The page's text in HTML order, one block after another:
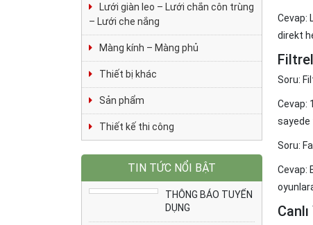
Cevap:
direkt
Soru:
Cevap:
sayede
Soru:
Cevap:
Lưới giàn leo – Lưới chắn côn trùng
– Lưới che nắng
Màng kính – Màng phủ
Thiết bị khác
Sản phẩm
Thiết kế thi công
TIN TỨC NỔI BẬT
THÔNG BÁO TUYỂN
DỤNG